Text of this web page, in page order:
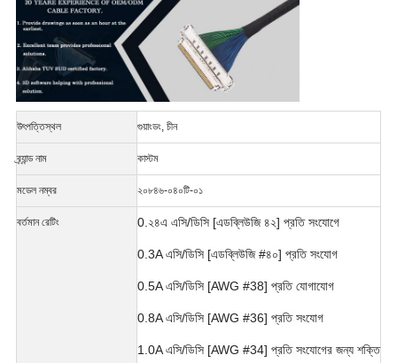
উৎপত্তিস্থল গুয়াংডং, চীন
ব্র্যান্ড নাম কাস্টম
মডেল নম্বর ২০৮৪৬-০৪০টি-০১
বর্তমান রেটিং 0.২৪এ এসি/ডিসি [এডব্লিউজি ৪২] প্রতি সংযোগে
0.3A এসি/ডিসি [এডব্লিউজি #৪০] প্রতি সংযোগ
0.5A এসি/ডিসি [AWG #38] প্রতি যোগাযোগ
0.8A এসি/ডিসি [AWG #36] প্রতি সংযোগ
1.0A এসি/ডিসি [AWG #34] প্রতি সংযোগের জন্য শক্তি